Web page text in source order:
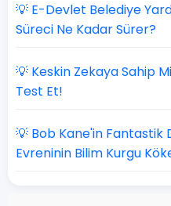
💡 E-Devlet Belediye
Süreci Ne Kadar Sürer?
💡 Keskin Zekaya Sahip
Test Et!
💡 Bob Kane'in Fantastik
Evreninin Bilim Kurgu